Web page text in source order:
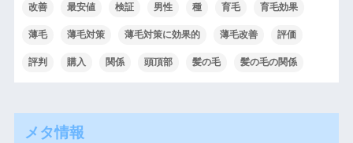
改善 最安値 検証 男性 種 育毛 育毛効果
薄毛 薄毛対策 薄毛対策に効果的 薄毛改善 評価
評判 購入 関係 頭頂部 髪の毛 髪の毛の関係
メタ情報